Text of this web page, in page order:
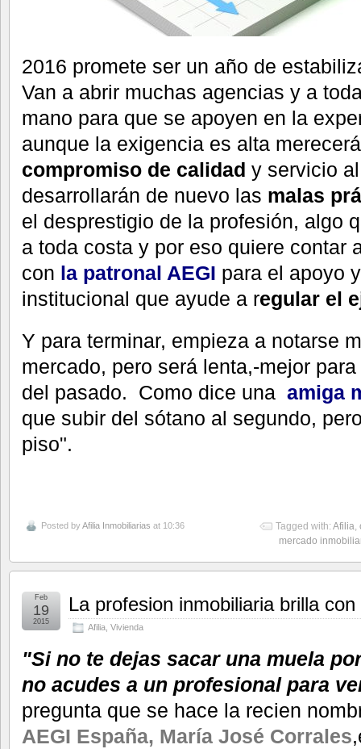
2016 promete ser un año de
Van a abrir muchas agencias y a
mano para que se apoyen en la
aunque la exigencia es alta
compromiso de calidad y servicio
desarrollarán de nuevo las malas
el desprestigio de la profesión, algo
a toda costa y por eso quiere contar
con la patronal AEGI para el apoyo
institucional que ayude a regular el
Y para terminar, empieza a notarse
mercado, pero será lenta,-mejor
del pasado. Como dice una amiga
que subir del sótano al segundo,
piso".
Posted byAfilia Inmobiliarias at 10:36 Tagged with: Afilia,
mercado
La profesion inmobiliaria brilla
Afilia Vivienda
Feb
19
2015
"Si no te dejas sacar una muela
no acudes a un profesional para
pregunta que se hace la recien
AEGI España, María José Corrales